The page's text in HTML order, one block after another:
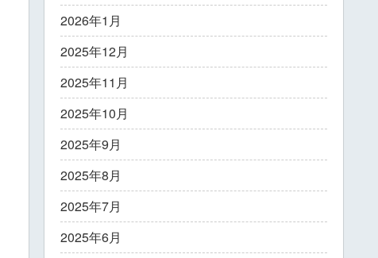
2026年1月
2025年12月
2025年11月
2025年10月
2025年9月
2025年8月
2025年7月
2025年6月